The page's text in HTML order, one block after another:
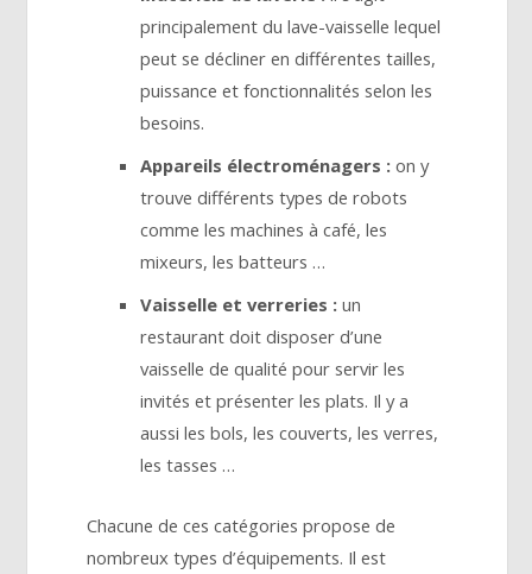
principalement du lave-vaisselle lequel
peut se décliner en différentes tailles,
puissance et fonctionnalités selon les
besoins.
Appareils électroménagers :on y
trouve différents types de robots
comme les machines à café, les
mixeurs, les batteurs …
Vaisselle et verreries :un
restaurant doit disposer d’une
vaisselle de qualité pour servir les
invités et présenter les plats. Il y a
aussi les bols, les couverts, les verres,
les tasses …
Chacune de ces catégories propose de
nombreux types d’équipements. Il est